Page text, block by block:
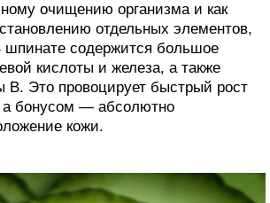
очищению организма и как
отдельных элементов,
шпинате содержится большое
кислоты и железа, а также
В. Это провоцирует быстрый рост
а бонусом — абсолютно
кожи.